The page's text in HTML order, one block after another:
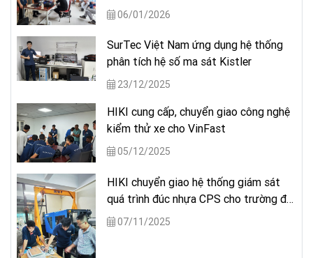
tế06/01/2026
SurTec Việt Nam ứng dụng hệ thống
phân tích hệ số ma sát Kistler
23/12/2025
HIKI cung cấp, chuyển giao công nghệ
kiểm thử xe cho VinFast
05/12/2025
HIKI chuyển giao hệ thống giám sát
quá trình đúc nhựa CPS cho trường đại
học07/11/2025